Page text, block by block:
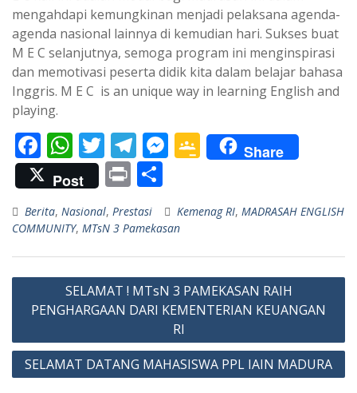
mengahdapi kemungkinan menjadi pelaksana agenda-
agenda nasional lainnya di kemudian hari. Sukses buat
M E C selanjutnya, semoga program ini menginspirasi
dan memotivasi peserta didik kita dalam belajar bahasa
Inggris. M E C is an unique way in learning English and
playing.
F
ac
e
b
o
o
k
W
h
at
s
A
p
p
T
w
itt
er
T
el
e
gr
a
m
M
e
n
g
er
G
o
gl
e
Cl
as
sr
o
o
Share
Post
Pr
in
t
h
ar
e
Berita, Nasional, Prestasi Kemenag RI, MADRASAH ENGLISH
COMMUNITY, MTsN 3 Pamekasan
Navigasi
pos
SELAMAT ! MTsN 3 PAMEKASAN RAIH
PENGHARGAAN DARI KEMENTERIAN KEUANGAN
RI
SELAMAT DATANG MAHASISWA PPL IAIN MADURA